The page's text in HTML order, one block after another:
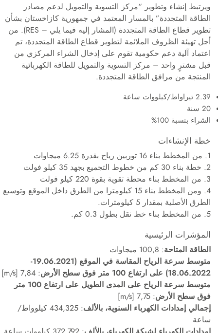
ويرتبط إنشاء وتطوير “مركز التسوية والتمويل لدعم مصادر
الطاقة المتجددة” بالمسار المعتمد في جمهورية كازاخستان بشأن
تطوير قطاع الطاقة المتجددة (المشار إليه فيما يلي – RES). من
أجل تهيئة الظروف الملائمة لتطوير قطاع الطاقة المتجددة، تم
اعتماد آلية دعم حكومية تقوم على إدخال الشراء المركزي من
قبل مشترٍ واحد – مركز التسوية والتمويل للطاقة الكهربائية
المنتجة من مرافق الطاقة المتجددة.
2.39 تيراواط/كيلووات ساعة
20 سنة
الشراء بنسبة 100%
خطة الإنشاءات
1. من المخطط بناء 16 توربين رياح بقدرة 6.25 ميجاوات
2. خطة بناء 30 كم من خطوط التجميع بجهد 35 كيلو فولت
3. من المخطط بناء محطة تقوية بقوة 220 كيلو فولت
4. ومن المخطط بناء 15 كيلومترا من الطرق داخل الموقع وتوسيع
الطرق الأصلية بمقدار 5 كيلومترات.
5. من المخطط بناء خط نقل بطول 0.3 كم.
المؤشرات الرئيسية
الطاقة المتاحة: 100,8 ميجاوات
متوسط سرعة الرياح المقاسة في الموقع (19.06.2021-
18.06.2022) على ارتفاع 100 متر فوق سطح الأرض
: 7,84 [m/s]
متوسط سرعة الرياح على المدى الطويل على ارتفاع 100 متر
فوق سطح الأرض: 7,75 [m/s]
إجمالي إمدادات الكهرباء السنوية، بالألف
: 434,325 كيلوواط/
ساعة